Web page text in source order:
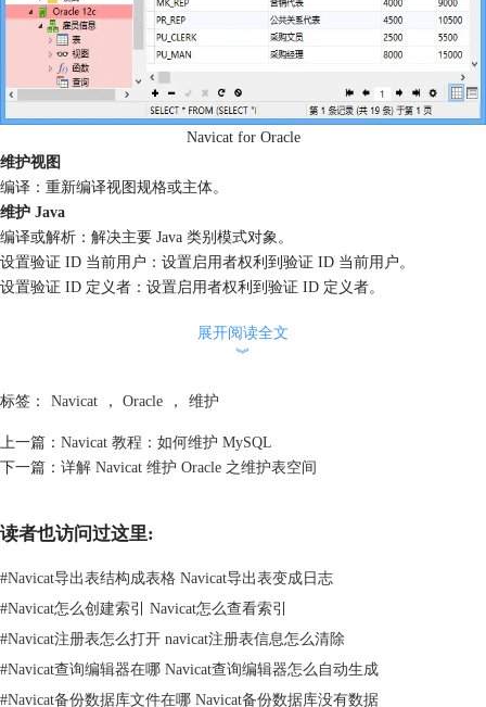
Navicat for Oracle
维护视图
编译：重新编译视图规格或主体。
维护 Java
编译或解析：解决主要 Java 类别模式对象。
设置验证 ID 当前用户：设置启用者权利到验证 ID 当前用户。
设置验证 ID 定义者：设置启用者权利到验证 ID 定义者。
编译：明确重新核对一个实体化视图。如果实体化视图依靠的对象被删除
或修改，那么实体化视图仍然可以访问，但不可重写查询。用户可以选择
该选项重新核对实体化视图，以令它符合资格重写查询。
启用行移动：在闪回发生之后将会改变行 ID。
缩减空间：压缩实体化视图日志的片段。默认情况下，Oracle 数据库压缩
片段调整高水位，立即释放恢复空间。
维护包
编译：重新编译包规格或主体。
展开阅读全文
︾
标签： Navicat ， Oracle ， 维护
上一篇： Navicat 教程：如何维护 MySQL
下一篇： 详解 Navicat 维护 Oracle 之维护表空间
读者也访问过这里:
#Navicat导出表结构成表格 Navicat导出表变成日志
#Navicat怎么创建索引 Navicat怎么查看索引
#Navicat注册表怎么打开 navicat注册表信息怎么清除
#Navicat查询编辑器在哪 Navicat查询编辑器怎么自动生成
#Navicat备份数据库文件在哪 Navicat备份数据库没有数据